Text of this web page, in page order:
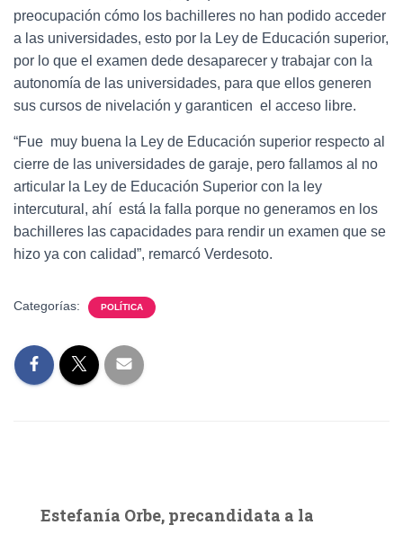
preocupación cómo los bachilleres no han podido acceder
a las universidades, esto por la Ley de Educación superior,
por lo que el examen dede desaparecer y trabajar con la
autonomía de las universidades, para que ellos generen
sus cursos de nivelación y garanticen el acceso libre.
“Fue muy buena la Ley de Educación superior respecto al
cierre de las universidades de garaje, pero fallamos al no
articular la Ley de Educación Superior con la ley
intercutural, ahí está la falla porque no generamos en los
bachilleres las capacidades para rendir un examen que se
hizo ya con calidad”, remarcó Verdesoto.
Categorías: POLÍTICA
Estefanía Orbe, precandidata a la